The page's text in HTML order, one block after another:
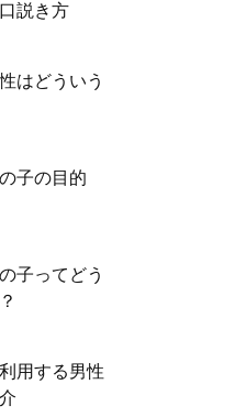
説き方
はどういう
子の目的
子ってどう
用する男性